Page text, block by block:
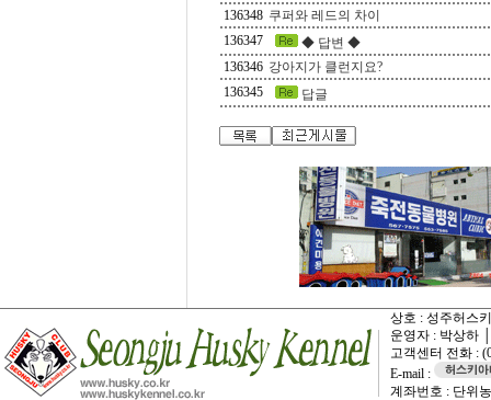
136348 쿠퍼와 레드의 차이
136347
◆ 답변 ◆
136346 강아지가 클런지요?
136345
답글
상호 : 성주허스
운영자 : 박상하
고객센터 전화 :
E-mail :
계좌번호 : 단위